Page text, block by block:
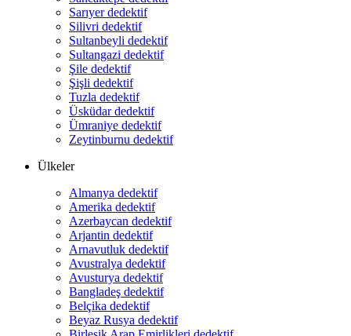
Sarıyer dedektif
Silivri dedektif
Sultanbeyli dedektif
Sultangazi dedektif
Şile dedektif
Şişli dedektif
Tuzla dedektif
Üsküdar dedektif
Ümraniye dedektif
Zeytinburnu dedektif
Ülkeler
Almanya dedektif
Amerika dedektif
Azerbaycan dedektif
Arjantin dedektif
Arnavutluk dedektif
Avustralya dedektif
Avusturya dedektif
Bangladeş dedektif
Belçika dedektif
Beyaz Rusya dedektif